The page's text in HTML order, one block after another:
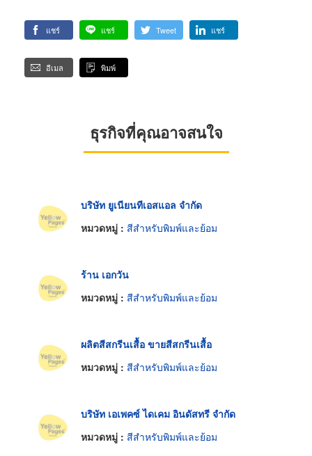
แชร์ แชร์ Tweet แชร์
อีเมล พิมพ์
ธุรกิจที่คุณอาจสนใจ
บริษัท ยูเนียนทีเอสแอล จำกัด
หมวดหมู่ : สีสำหรับพิมพ์และย้อม
ร้าน เอกวัน
หมวดหมู่ : สีสำหรับพิมพ์และย้อม
ผลิตสีสกรีนเสื้อ ขายสีสกรีนเสื้อ
หมวดหมู่ : สีสำหรับพิมพ์และย้อม
บริษัท เอเพคซ์ ไดเคม อินดัสทรี จำกัด
หมวดหมู่ : สีสำหรับพิมพ์และย้อม